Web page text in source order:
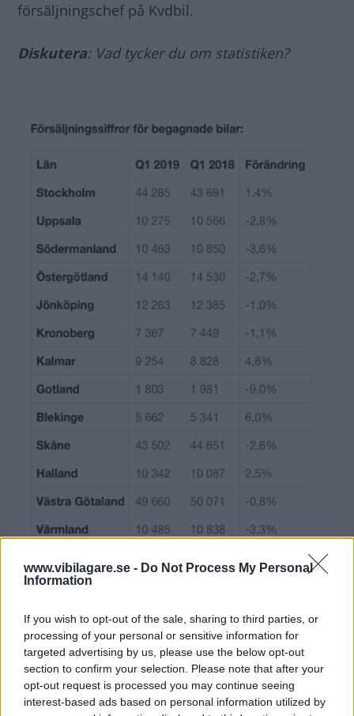
www.vibilagare.se - Do Not Process My Personal
Information
If you wish to opt-out of the sale, sharing to third parties, or
processing of your personal or sensitive information for
targeted advertising by us, please use the below opt-out
section to confirm your selection. Please note that after your
opt-out request is processed you may continue seeing
interest-based ads based on personal information utilized by
försäljningschef på Kvdbil.
Diskutera: Vad tycker du om statistiken?